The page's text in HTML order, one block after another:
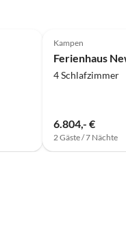
Kampen
Ferienhaus
4 Schlafzimmer
6.804,- €
2 Gäste / 7 Nächte